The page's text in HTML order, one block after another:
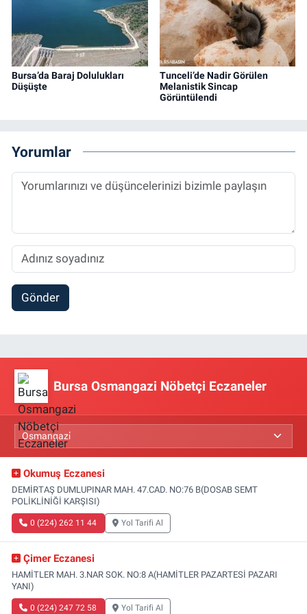
Bursa’da Baraj Dolulukları
Düşüşte
Tunceli’de Nadir Görülen
Melanistik Sincap
Görüntülendi
Yorumlar
Gönder
Bursa Osmangazi Nöbetçi Eczaneler
Okumuş Eczanesi
DEMİRTAŞ DUMLUPINAR MAH. 47.CAD. NO:76 B(DOSAB SEMT
POLİKLİNİĞİ KARŞISI)
0 (224) 262 11 44 Yol Tarifi Al
Çimer Eczanesi
HAMİTLER MAH. 3.NAR SOK. NO:8 A(HAMİTLER PAZARTESİ PAZARI
YANI)
0 (224) 247 72 58 Yol Tarifi Al